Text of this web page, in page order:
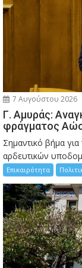
7 Αυγούστου 2026
Γ. Αμυράς:
φράγματος
Σημαντικό βήμα
αρδευτικών
Επικαιρότητα